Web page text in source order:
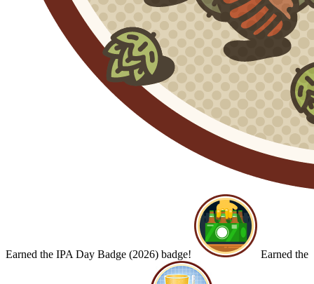
Earned the IPA Day Badge (2026) badge! Earned the